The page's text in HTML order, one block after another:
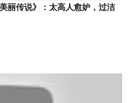
丽传说》：太高人愈妒，过洁